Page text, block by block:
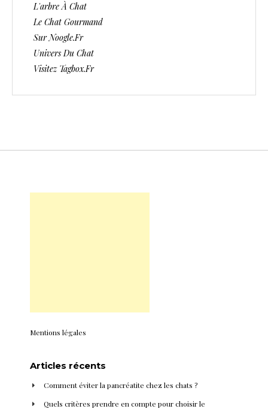
L'arbre À Chat
Le Chat Gourmand
Sur Noogle.fr
Univers Du Chat
Visitez Tagbox.fr
Mentions légales
Articles récents
Comment éviter la pancréatite chez les chats ?
Quels critères prendre en compte pour choisir le